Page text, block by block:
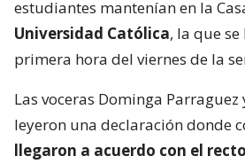
estudiantes mantenían en la
Universidad Católica, la que
primera hora del viernes de la
Las voceras Dominga
leyeron una declaración donde
llegaron a acuerdo con el